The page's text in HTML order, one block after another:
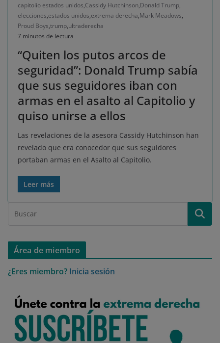
capitolio estados unidos,Cassidy Hutchinson,Donald Trump,
elecciones,estados unidos,extrema derecha,Mark Meadows,
Proud Boys,trump,ultraderecha
7 minutos de lectura
“Quiten los putos arcos de
seguridad”: Donald Trump sabía
que sus seguidores iban con
armas en el asalto al Capitolio y
quiso unirse a ellos
Las revelaciones de la asesora Cassidy Hutchinson han
revelado que era conocedor que sus seguidores
portaban armas en el Asalto al Capitolio.
Leer más
Área de miembro
¿Eres miembro? Inicia sesión